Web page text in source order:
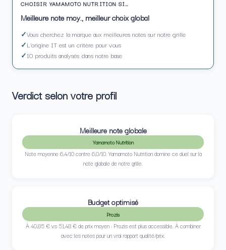
CHOISIR YAMAMOTO NUTRITION SI…
Meilleure note moy., meilleur choix global
Vous cherchez la marque aux meilleures notes sur notre grille
L’origine IT est un critère pour vous
10 produits analysés dans notre base
Verdict selon votre profil
Meilleure note globale
Yamamoto Nutrition
Note moyenne 6,4/10 contre 6,0/10. Yamamoto Nutrition domine ce duel sur la
note globale de notre grille.
Budget optimisé
Prozis
À 40,85 € vs 51,48 € de prix moyen : Prozis est plus accessible. À combiner
avec les notes pour un vrai rapport qualité/prix.